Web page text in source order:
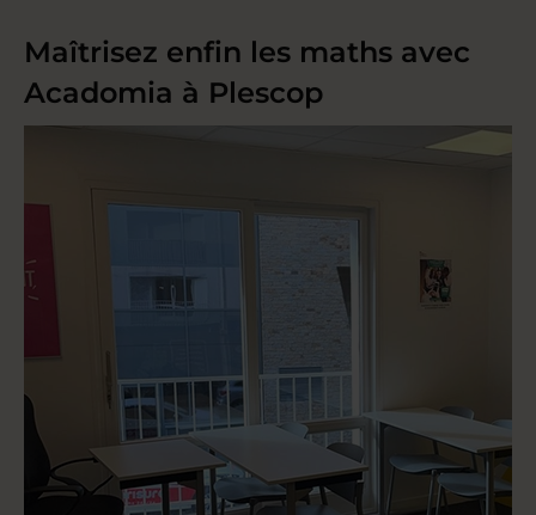
Maîtrisez enfin les maths avec
Acadomia à Plescop